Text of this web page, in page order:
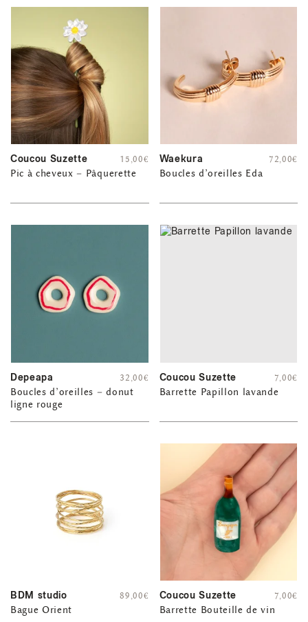
Coucou Suzette
Pic à cheveux – Pâquerette
15,00€ Waekura
Boucles d’oreilles Eda
72,00€
Depeapa
Boucles d’oreilles – donut
ligne rouge
32,00€ Coucou Suzette
Barrette Papillon lavande
7,00€
BDM studio
Bague Orient
89,00€ Coucou Suzette
Barrette Bouteille de vin
7,00€